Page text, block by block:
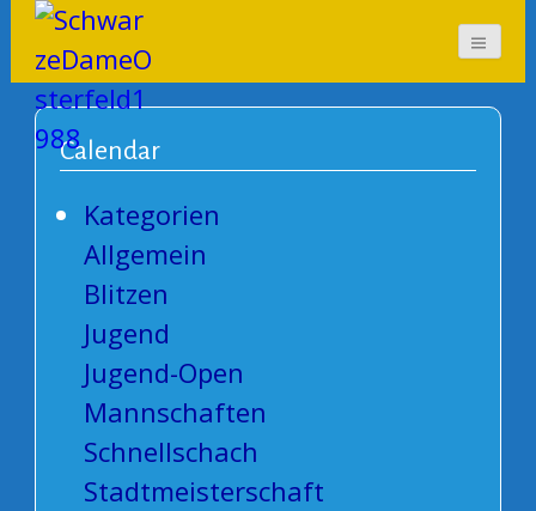
SchwarzeDameOsterf
eld1988
Calendar
Kategorien
Allgemein
Blitzen
Jugend
Jugend-Open
Mannschaften
Schnellschach
Stadtmeisterschaft